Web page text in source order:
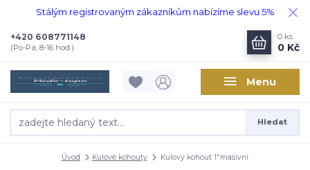
Stálým registrovaným zákazníkům nabízíme slevu 5%
Menu
Hledat
+420 608771148
(Po-Pá, 8-16 hod.)
0 ks
0 Kč
Úvod Kulové kohouty Kulový kohout 1"masivní